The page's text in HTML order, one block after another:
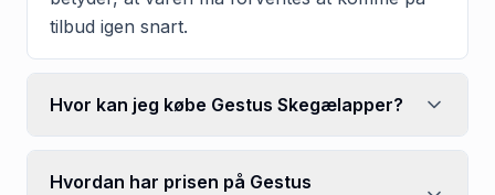
tilbud igen snart.
Hvor kan jeg købe Gestus Skegælapper?
Hvordan har prisen på Gestus